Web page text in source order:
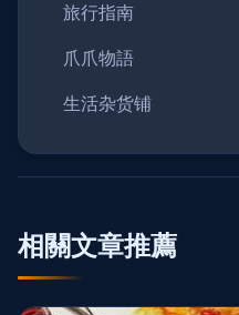
旅行指南
爪爪物語
生活杂货铺
相關文章推薦